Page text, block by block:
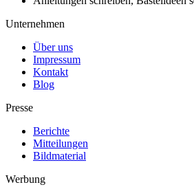
Unternehmen
Über uns
Impressum
Kontakt
Blog
Presse
Berichte
Mitteilungen
Bildmaterial
Werbung